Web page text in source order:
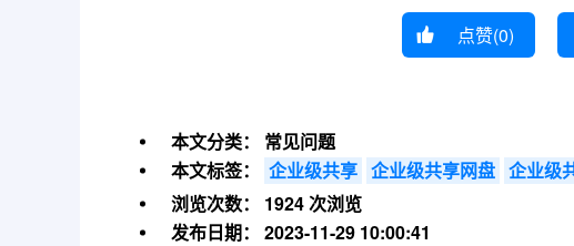
点赞(0)
本文分类：
常见问题
本文标签：
企业级共享 企业级共享网盘 企业级
浏览次数：
1924 次浏览
发布日期：
2023-11-29 10:00:41